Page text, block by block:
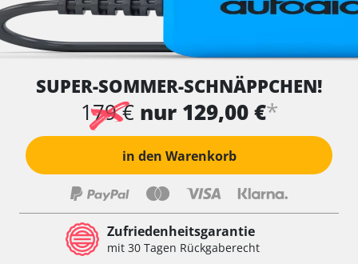
SUPER-SOMMER-SCHNÄPPCHEN!
179 € nur 129,00 €*
in den Warenkorb
Zufriedenheitsgarantie
mit 30 Tagen Rückgaberecht